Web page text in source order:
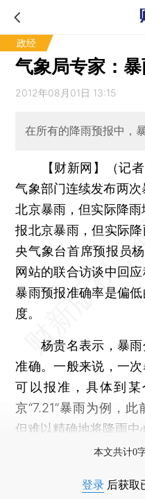
政经
气象局专家：
2012年08月01日 13:15
在所有的降雨预报中，
【财新网】（记
气象部门连续发布两
北京暴雨，但实际降
报北京暴雨，但实际
央气象台首席预报员
网站的联合访谈中回
暴雨预报准确率是偏
度。
杨贵名表示，暴雨
准确。一般来说，一
可以报准，具体到
京“7.21”暴雨为例，
但难以精确地将降雨中
本文共计0
登录 后获取